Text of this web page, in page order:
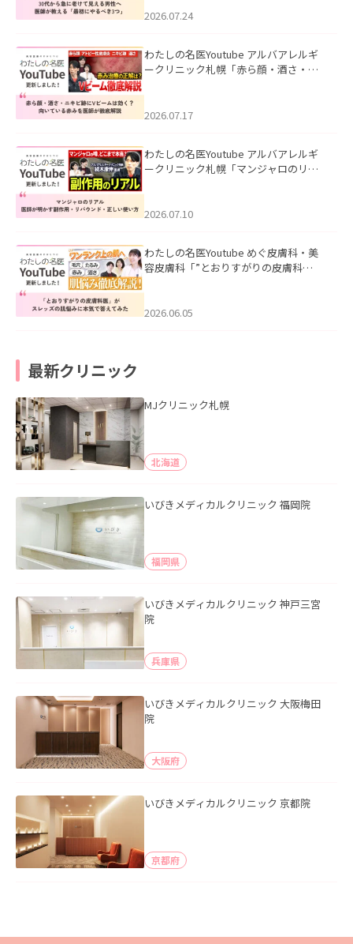
た。
2026.07.24
わたしの名医Youtube アルバアレルギ
ークリニック札幌「赤ら顔・酒さ・ニ
した。
2026.07.17
わたしの名医Youtube アルバアレルギ
ークリニック札幌「マンジャロのリア
た。
2026.07.10
わたしの名医Youtube めぐ皮膚科・美
容皮膚科「”とおりすがりの皮膚科
2026.06.05
最新クリニック
MJクリニック札幌
北海道
いびきメディカルクリニック 福岡院
福岡県
いびきメディカルクリニック 神戸三宮
院
兵庫県
いびきメディカルクリニック 大阪梅田
院
大阪府
いびきメディカルクリニック 京都院
京都府